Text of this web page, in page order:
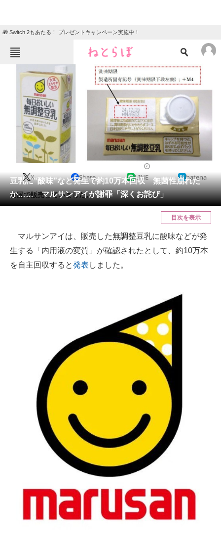
🎁 Switch 2もあたる！ プレゼントキャンペーン実施中！
ねとらぼメニュー
ニュース
エンタメ クイズ
地域
住まい 教育・育児
リサーチ
会員記事
メディア
ITの今と未来を見通す
スマホと通信の最新トレンド
AI活用のいまが分かる
企業ITのトレンドを詳説
経営リーダーのコミュニティ
マーケ×ITの今がよく分かる
ITエンジニア向け専門サイト
企業向けIT製品の総合サイト
IT製品の技術・比較・事例
製造業のIT導入・活用を支援
モノづくり技術者専門サイト
豆乳に“酸味”など発生で約10万本回収 無菌性崩れた
か…… マルサンアイが謝罪「深くお詫び」
X Share LINE hatena
全国で販売していました。
目次を表示
マルサンアイは、販売した無調整豆乳に酸味などが発
生する「内用液の変質」が確認されたとして、約10万本
を自主回収すると発表 しました。